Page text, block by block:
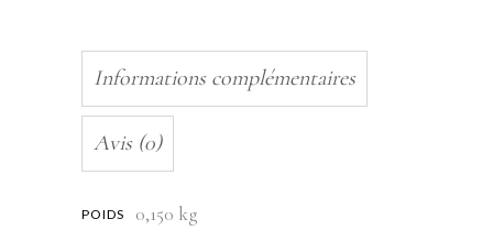
Informations complémentaires
Avis (0)
POIDS 0,150 kg